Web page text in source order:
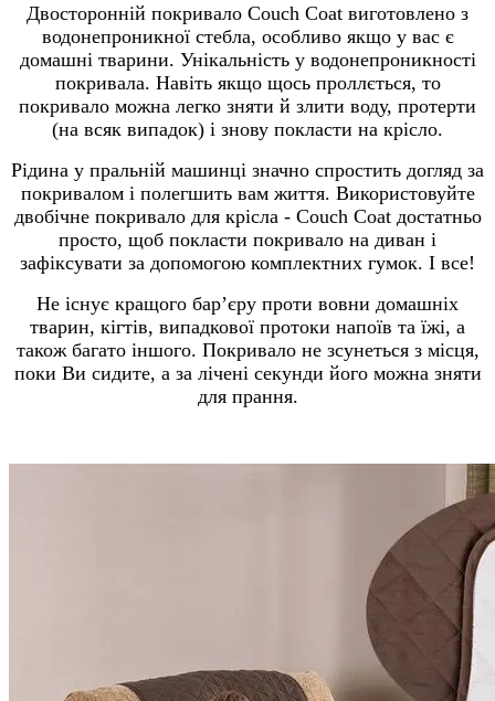
Двосторонній покривало Couch Coat виготовлено з
водонепроникної стебла, особливо якщо у вас є
домашні тварини. Унікальність у водонепроникності
покривала. Навіть якщо щось проллється, то
покривало можна легко зняти й злити воду, протерти
(на всяк випадок) і знову покласти на крісло.
Рідина у пральній машинці значно спростить догляд за
покривалом і полегшить вам життя. Використовуйте
двобічне покривало для крісла - Couch Coat достатньо
просто, щоб покласти покривало на диван і
зафіксувати за допомогою комплектних гумок. І все!
Не існує кращого бар’єру проти вовни домашніх
тварин, кігтів, випадкової протоки напоїв та їжі, а
також багато іншого. Покривало не зсунеться з місця,
поки Ви сидите, а за лічені секунди його можна зняти
для прання.